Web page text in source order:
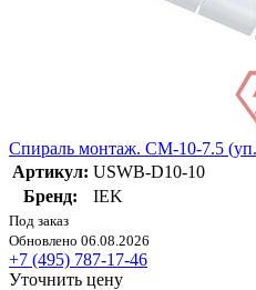
Спираль монтаж. СМ-10-7.5
Артикул: USWB-D10-10
Бренд:
IEK
Под заказ
Обновлено 06.08.2026
+7 (495) 787-17-46
Уточнить цену